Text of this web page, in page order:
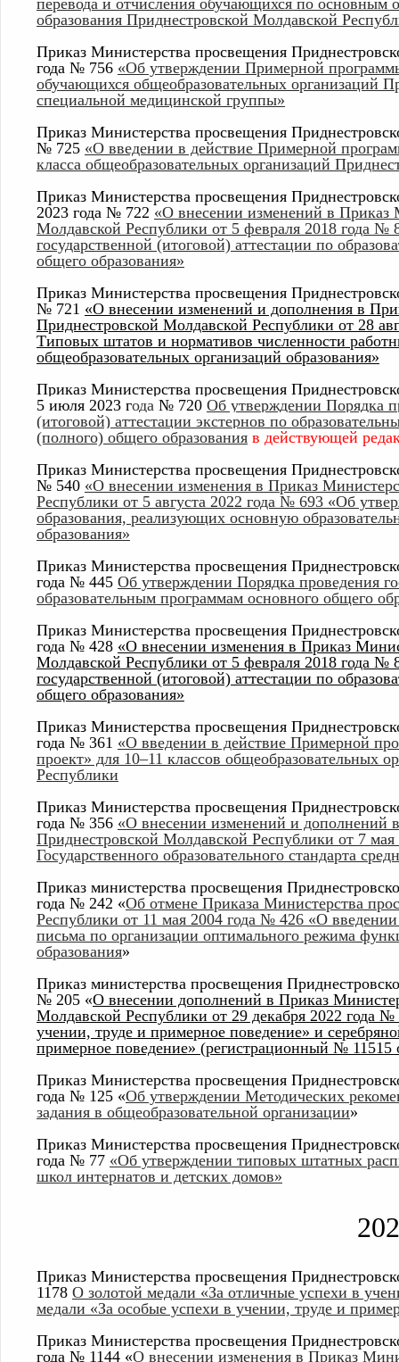
перевода и отчисления обучающихся по основным
образования Приднестровской Молдавской
Приказ Министерства просвещения
года № 756 «Об утверждении Примерной
обучающихся общеобразовательных организаций
специальной медицинской группы»
Приказ Министерства просвещения
№ 725 «О введении в действие Примерной
класса общеобразовательных организаций
Приказ Министерства просвещения
2023 года № 722 «О внесении изменений в Приказ
Молдавской Республики от 5 февраля 2018 года
государственной (итоговой) аттестации по
общего образования»
Приказ Министерства просвещения
№ 721 «О внесении изменений и дополнения в
Приднестровской Молдавской Республики от 28
Типовых штатов и нормативов численности
общеобразовательных организаций образования»
Приказ Министерства просвещения
5 июля 2023 года № 720 Об утверждении Порядка
(итоговой) аттестации экстернов по
(полного) общего образования в действующей
Приказ Министерства просвещения
№ 540 «О внесении изменения в Приказ
Республики от 5 августа 2022 года № 693 «Об
образования, реализующих основную
образования»
Приказ Министерства просвещения
года № 445 Об утверждении Порядка проведения
образовательным программам основного общего
Приказ Министерства просвещения
года № 428 «О внесении изменения в Приказ
Молдавской Республики от 5 февраля 2018 года
государственной (итоговой) аттестации по
общего образования»
Приказ Министерства просвещения
года № 361 «О введении в действие Примерной
проект» для 10–11 классов общеобразовательных
Республики
Приказ Министерства просвещения
года № 356 «О внесении изменений и дополнений
Приднестровской Молдавской Республики от 7
Государственного образовательного стандарта
Приказ министерства просвещения
года № 242 «Об отмене Приказа Министерства
Республики от 11 мая 2004 года № 426 «О
письма по организации оптимального режима
образования»
Приказ министерства просвещения
№ 205 «О внесении дополнений в Приказ
Молдавской Республики от 29 декабря 2022 года
учении, труде и примерное поведение» и
примерное поведение» (регистрационный № 11515
Приказ Министерства просвещения
года № 125 «Об утверждении Методических
задания в общеобразовательной организации»
Приказ Министерства просвещения
года № 77 «Об утверждении типовых штатных
школ интернатов и детских домов»
Приказ Министерства просвещения
1178 О золотой медали «За отличные успехи в
медали «За особые успехи в учении, труде и
Приказ Министерства просвещения
года № 1144 «О внесении изменения в Приказ